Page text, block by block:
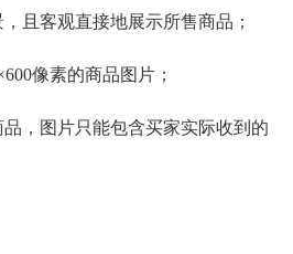
且客观直接地展示所售商品；
像素的商品图片；
，图片只能包含买家实际收到的